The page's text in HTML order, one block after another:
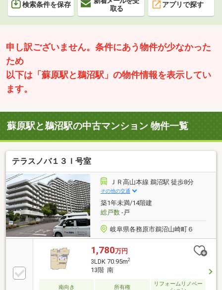
検索条件を保存
取る
アプリで探す
申し訳ございません。条件にあう物件が少なかった
ため
以下は「蘇原駅と鵜沼駅」の物件情報を表示してい
ます。
蘇原駅と鵜沼駅の中古マンション 物件一覧
テラスノバ１３Ｉ号室
ＪＲ高山本線 鵜沼駅 徒歩8分
その他の交通
築1年未満/14階建
総戸数-戸
岐阜県各務原市鵜沼山崎町６
1,780万円
3LDK 70.95m2
13階 南
南向き 所有権
リフォームリノベー